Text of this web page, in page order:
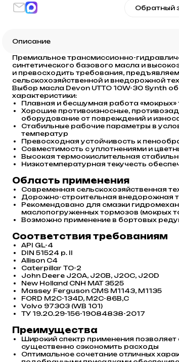
Обратный
Описание
Премиальное трансмиссионно-
синтетического базового масла и
и превосходить требования,
сельскохозяйственной и внедорожной
Выбор масла Devon UTTO 10W-30 Synth
характеристики:
Плавная и бесшумная работа
Хорошие противоизносные,
оборудование от повреждений и
Стабильные рабочие параметры в
температур
Превосходная устойчивость к
Совместимость с уплотнениями и
Высокая термоокислительная
Низкотемпературная текучесть
Область применения
Современная сельскохозяйственная
Дорожно-строительная внедорожная
Рекомендовано для смазки
маслопогруженных тормозов (мокрых
Возможно применение в бортовых
Соответствия требованиям
API GL-4
DIN 51524 p. II
Allison C4
Caterpillar TO-2
John Deere J20A, J20B, J20C, J20D
New Holland CNH MAT 3525
Massey Ferguson CMS M1143, M1135
FORD M2C-134D, M2C-86B,C
Volvo 97303 (WB 101)
ТУ 19.20.29-156-19084838-2017
Преимущества
Широкий спектр применения
существенно сэкономить расходы
Оптимальное сочетание отличных